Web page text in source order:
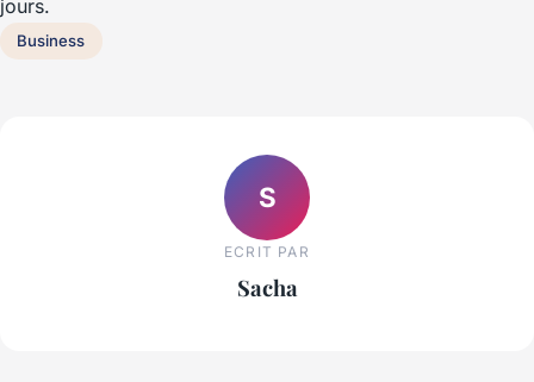
jours.
Business
S
ECRIT PAR
Sacha